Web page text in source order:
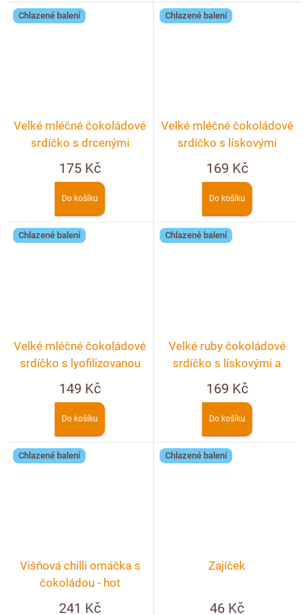
Chlazené balení
Velké mléčné čokoládové
srdíčko s drcenými
lyofilizovanými malinami a
ostružinami
175 Kč
Do košíku
Chlazené balení
Velké mléčné čokoládové
srdíčko s lískovými
ořechy
169 Kč
Do košíku
Chlazené balení
Velké mléčné čokoládové
srdíčko s lyofilizovanou
jahodou a malinou
149 Kč
Do košíku
Chlazené balení
Velké ruby čokoládové
srdíčko s lískovými a
pistáciovými ořechy
169 Kč
Do košíku
Chlazené balení
Višňová chilli omáčka s
čokoládou - hot
241 Kč
Chlazené balení
Zajíček
46 Kč